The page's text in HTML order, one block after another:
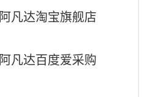
阿凡达淘宝旗舰店
阿凡达百度爱采购